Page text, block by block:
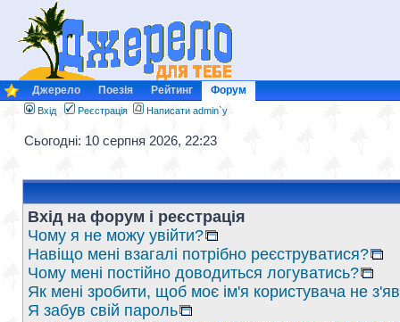
Джерело Поезія Рейтинг Форум
Вхід Реєстрація Написати admin`у
Сьогодні: 10 серпня 2026, 22:23
Вхід на форум і реєстрація
Чому я не можу увійти?
Навіщо мені взагалі потрібно реєструватися?
Чому мені постійно доводиться логуватись?
Як мені зробити, щоб моє ім'я користувача не
Я забув свій пароль